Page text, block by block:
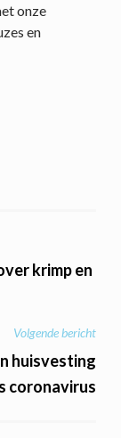
onze
en
krimp en
Volgende bericht
huisvesting
coronavirus